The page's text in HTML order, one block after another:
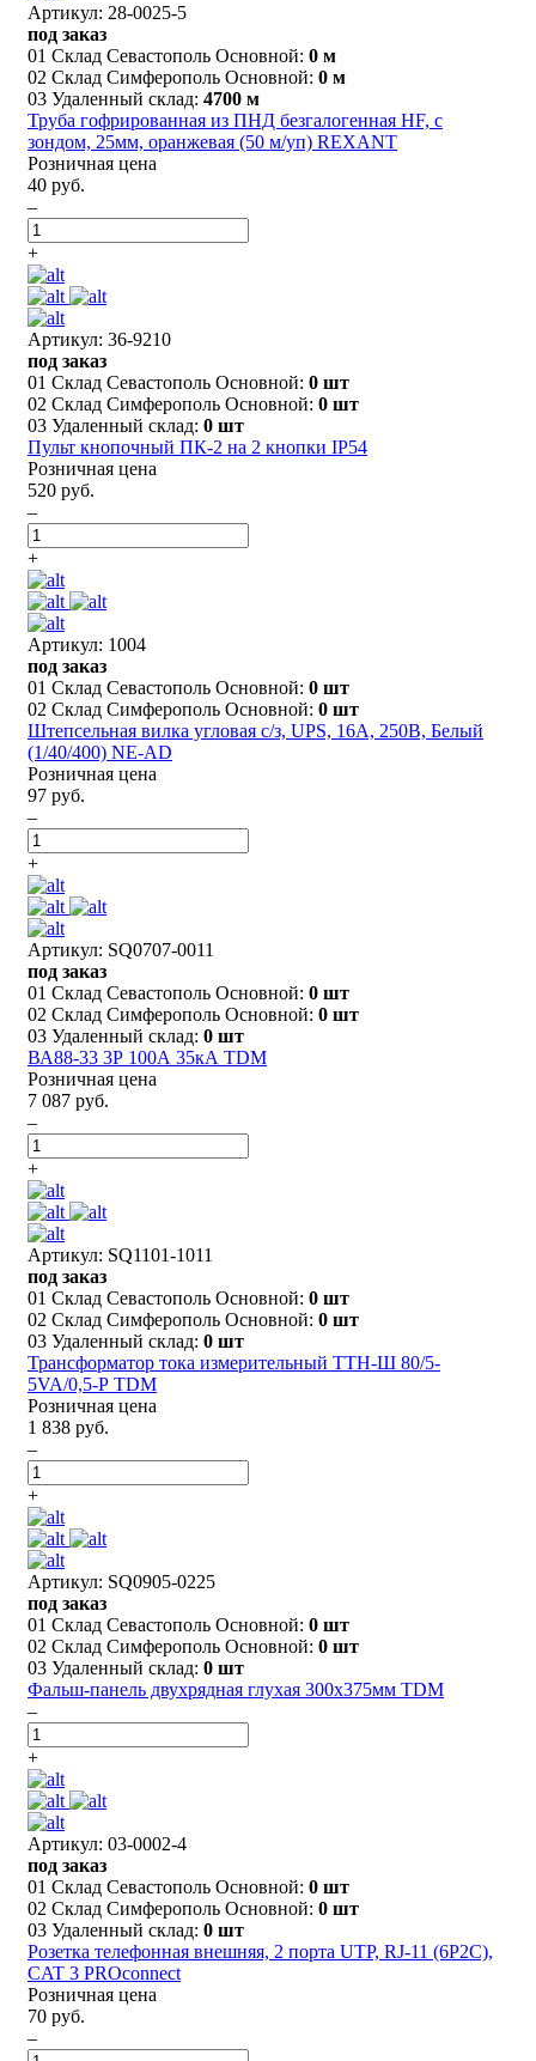
Артикул: 28-0025-5
под заказ
01 Склад Севастополь Основной: 0 м
02 Склад Симферополь Основной: 0 м
03 Удаленный склад: 4700 м
Труба гофрированная из ПНД безгалогенная HF, с
зондом, 25мм, оранжевая (50 м/уп) REXANT
Розничная цена
40 руб.
–
+
Артикул: 36-9210
под заказ
01 Склад Севастополь Основной: 0 шт
02 Склад Симферополь Основной: 0 шт
03 Удаленный склад: 0 шт
Пульт кнопочный ПК-2 на 2 кнопки IP54
Розничная цена
520 руб.
–
+
Артикул: 1004
под заказ
01 Склад Севастополь Основной: 0 шт
02 Склад Симферополь Основной: 0 шт
Штепсельная вилка угловая с/з, UPS, 16А, 250В, Белый
(1/40/400) NE-AD
Розничная цена
97 руб.
–
+
Артикул: SQ0707-0011
под заказ
01 Склад Севастополь Основной: 0 шт
02 Склад Симферополь Основной: 0 шт
03 Удаленный склад: 0 шт
ВА88-33 3Р 100А 35кА TDM
Розничная цена
7 087 руб.
–
+
Артикул: SQ1101-1011
под заказ
01 Склад Севастополь Основной: 0 шт
02 Склад Симферополь Основной: 0 шт
03 Удаленный склад: 0 шт
Трансформатор тока измерительный ТТН-Ш 80/5-
5VA/0,5-Р TDM
Розничная цена
1 838 руб.
–
+
Артикул: SQ0905-0225
под заказ
01 Склад Севастополь Основной: 0 шт
02 Склад Симферополь Основной: 0 шт
03 Удаленный склад: 0 шт
Фальш-панель двухрядная глухая 300х375мм TDM
–
+
Артикул: 03-0002-4
под заказ
01 Склад Севастополь Основной: 0 шт
02 Склад Симферополь Основной: 0 шт
03 Удаленный склад: 0 шт
Розетка телефонная внешняя, 2 порта UTP, RJ-11 (6P2C),
CAT 3 PROconnect
Розничная цена
70 руб.
–